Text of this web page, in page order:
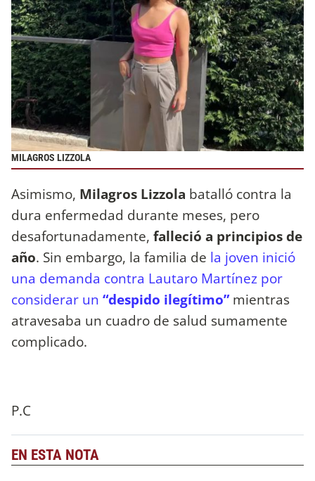
MILAGROS LIZZOLA
Asimismo, Milagros Lizzola batalló contra la
dura enfermedad durante meses, pero
desafortunadamente, falleció a principios de
año. Sin embargo, la familia de la joven inició
una demanda contra Lautaro Martínez por
considerar un “despido ilegítimo”mientras
atravesaba un cuadro de salud sumamente
complicado.
P.C
EN ESTA NOTA